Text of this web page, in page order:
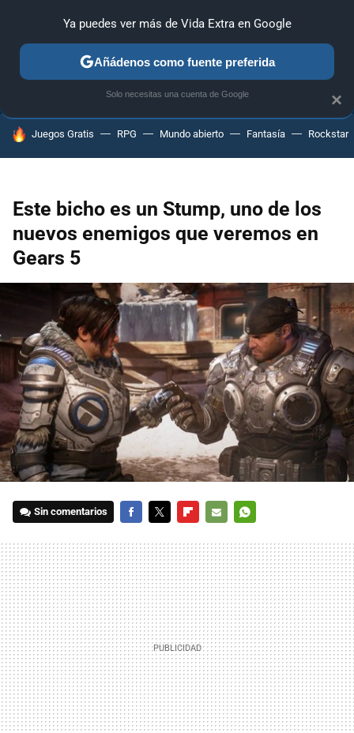
ANÁLISIS GUÍAS Y TRUCOS PC SONY NINTENDO
HOY SE HABLA DE
Juegos Gratis RPG Mundo abierto Fantasía Rockstar
Este bicho es un Stump, uno de los
nuevos enemigos que veremos en
Gears 5
Sin comentarios
MAIL
×
Ya puedes ver más de Vida Extra en Google
Añádenos como fuente preferida
Solo necesitas una cuenta de Google